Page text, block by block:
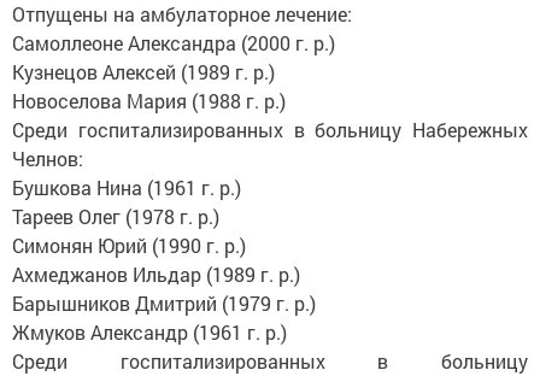
Отпущены на амбулаторное лечение:
Самоллеоне Александра (2000 г. р.)
Кузнецов Алексей (1989 г. р.)
Новоселова Мария (1988 г. р.)
Среди госпитализированных в больницу Набережных
Челнов:
Бушкова Нина (1961 г. р.)
Тареев Олег (1978 г. р.)
Симонян Юрий (1990 г. р.)
Ахмеджанов Ильдар (1989 г. р.)
Барышников Дмитрий (1979 г. р.)
Жмуков Александр (1961 г. р.)
Среди госпитализированных в больницу